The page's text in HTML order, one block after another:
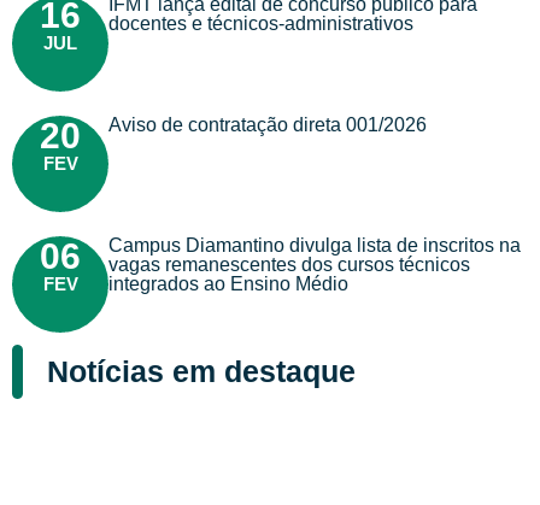
16
JUL
IFMT lança edital de concurso público para
docentes e técnicos-administrativos
20
FEV
Aviso de contratação direta 001/2026
06
FEV
Campus Diamantino divulga lista de inscritos na
vagas remanescentes dos cursos técnicos
integrados ao Ensino Médio
Notícias em destaque